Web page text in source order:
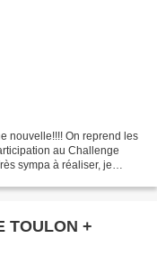
nouvelle!!!! On reprend les
au Challenge
sympa à réaliser, je
TOULON +